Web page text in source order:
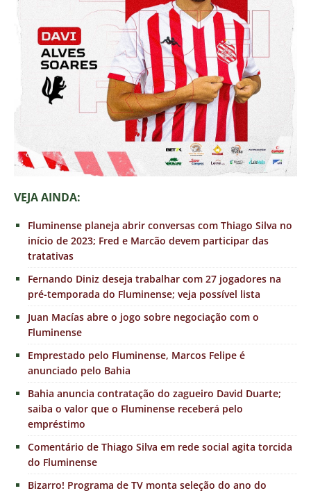
VEJA AINDA:
Fluminense planeja abrir conversas com Thiago Silva no
início de 2023; Fred e Marcão devem participar das
tratativas
Fernando Diniz deseja trabalhar com 27 jogadores na
pré-temporada do Fluminense; veja possível lista
Juan Macías abre o jogo sobre negociação com o
Fluminense
Emprestado pelo Fluminense, Marcos Felipe é
anunciado pelo Bahia
Bahia anuncia contratação do zagueiro David Duarte;
saiba o valor que o Fluminense receberá pelo
empréstimo
Comentário de Thiago Silva em rede social agita torcida
do Fluminense
Bizarro! Programa de TV monta seleção do ano do